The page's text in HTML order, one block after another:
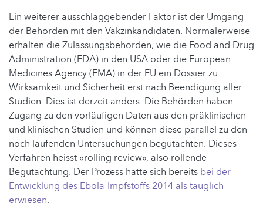
Ein weiterer ausschlaggebender Faktor ist der Umgang
der Behörden mit den Vakzinkandidaten. Normalerweise
erhalten die Zulassungsbehörden, wie die Food and Drug
Administration (FDA) in den USA oder die European
Medicines Agency (EMA) in der EU ein Dossier zu
Wirksamkeit und Sicherheit erst nach Beendigung aller
Studien. Dies ist derzeit anders. Die Behörden haben
Zugang zu den vorläufigen Daten aus den präklinischen
und klinischen Studien und können diese parallel zu den
noch laufenden Untersuchungen begutachten. Dieses
Verfahren heisst «rolling review», also rollende
Begutachtung. Der Prozess hatte sich bereits bei der
Entwicklung des Ebola-Impfstoffs 2014 als tauglich
erwiesen.